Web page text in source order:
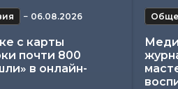
− 06.08.2026
с карты
почти 800
в онлайн-